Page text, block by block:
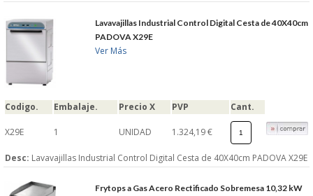
TWITTER
© 2026 SUMINISTROSCEM
Lavavajillas Industrial Control Digital Cesta de 40X40cm
PADOVA X29E
Ver Más
Codigo. Embalaje. Precio X PVP Cant.
X29E 1 UNIDAD 1.324,19 €
Desc: Lavavajillas Industrial Control Digital Cesta de 40X40cm PADOVA X29E
Frytops a Gas Acero Rectificado Sobremesa 10,32 kW